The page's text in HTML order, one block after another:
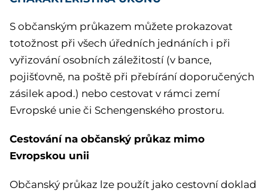
S občanským průkazem můžete prokazovat
totožnost při všech úředních jednáních i při
vyřizování osobních záležitostí (v bance,
pojišťovně, na poště při přebírání doporučených
zásilek apod.) nebo cestovat v rámci zemí
Evropské unie či Schengenského prostoru.
Cestování na občanský průkaz mimo
Evropskou unii
Občanský průkaz lze použít jako cestovní doklad